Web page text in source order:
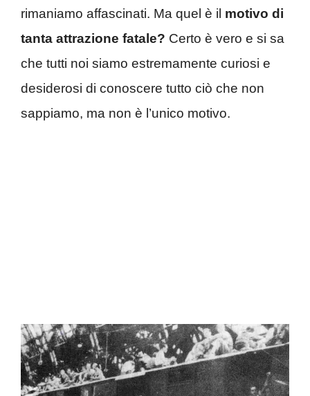
rimaniamo affascinati. Ma quel è il motivo di
tanta attrazione fatale? Certo è vero e si sa
che tutti noi siamo estremamente curiosi e
desiderosi di conoscere tutto ciò che non
sappiamo, ma non è l’unico motivo.